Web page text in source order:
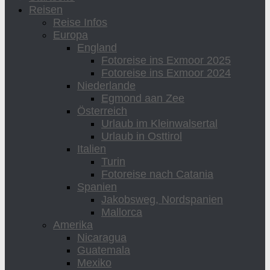
Reisen
Reise Infos
Europa
England
Fotoreise ins Exmoor 2025
Fotoreise ins Exmoor 2024
Niederlande
Egmond aan Zee
Österreich
Urlaub im Kleinwalsertal
Urlaub in Osttirol
Italien
Turin
Fotoreise nach Catania
Spanien
Jakobsweg, Nordspanien
Mallorca
Amerika
Nicaragua
Guatemala
Mexiko